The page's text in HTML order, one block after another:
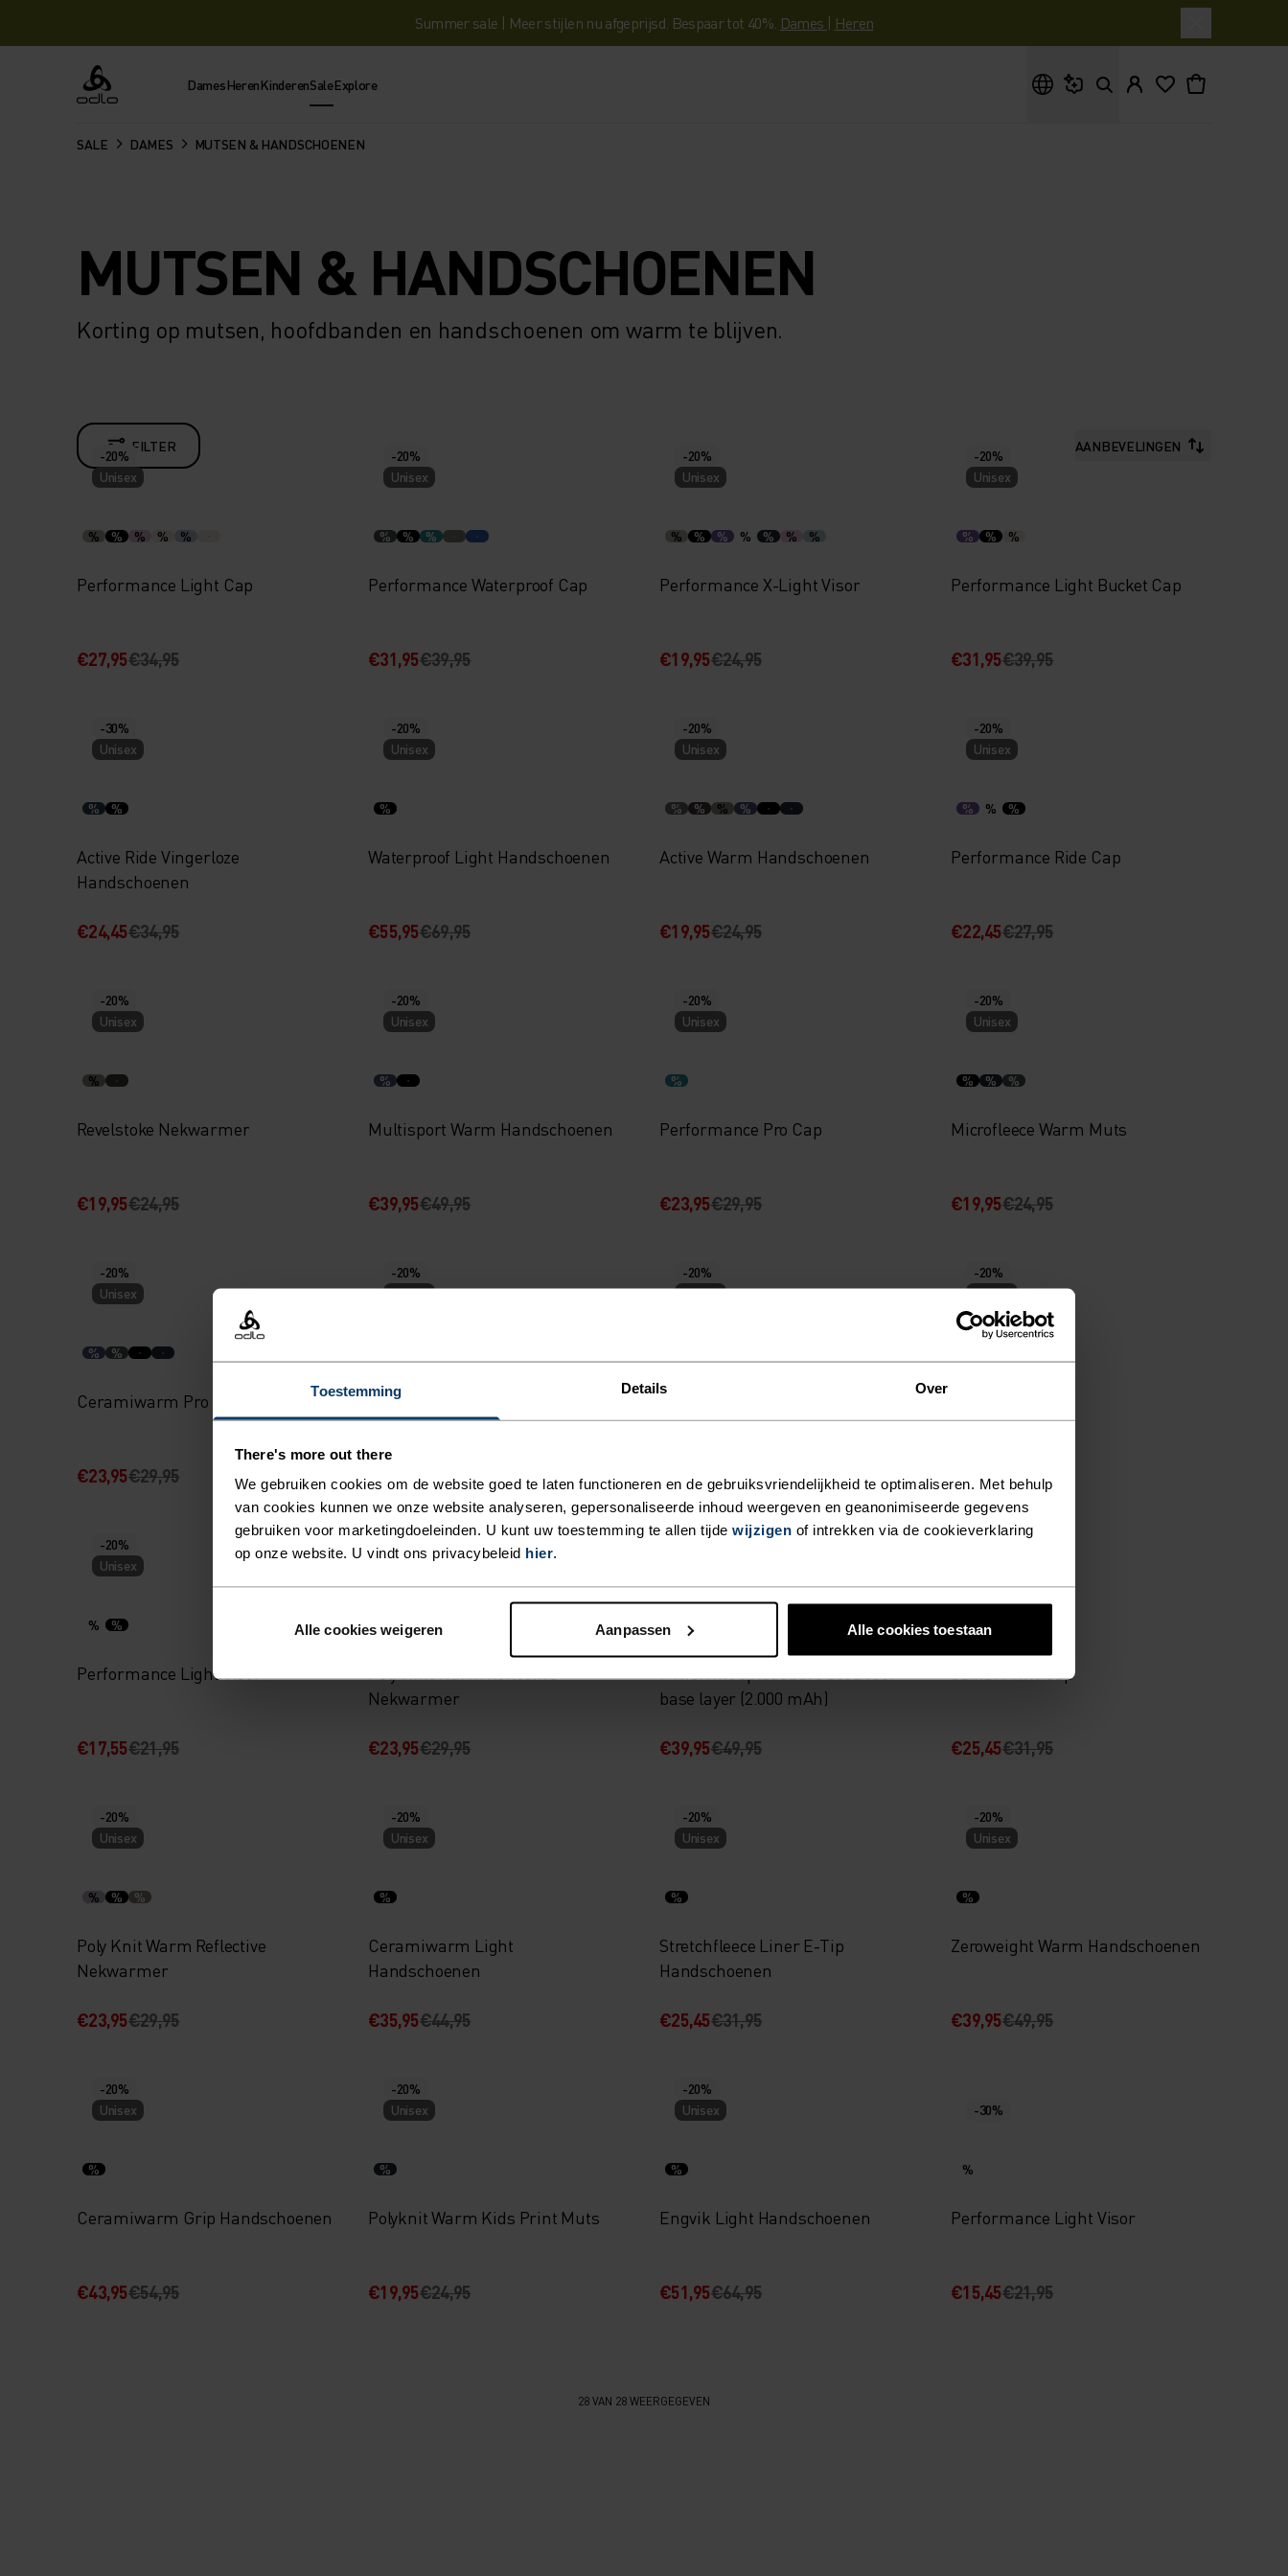
Toestemming Details Over
There's more out there
We gebruiken cookies om de website goed te laten functioneren en de gebruiksvriendelijkheid te optimaliseren. Met behulp
van cookies kunnen we onze website analyseren, gepersonaliseerde inhoud weergeven en geanonimiseerde gegevens
gebruiken voor marketingdoeleinden. U kunt uw toestemming te allen tijde wijzigen of intrekken via de cookieverklaring
op onze website. U vindt ons privacybeleid hier.
Alle cookies weigeren Aanpassen Alle cookies toestaan
Summer sale | Meer stijlen nu afgeprijsd. Bespaar tot 40%. Dames | Heren
Odlo DamesHerenKinderenSaleExplore
SALE DAMES MUTSEN & HANDSCHOENEN
MUTSEN & HANDSCHOENEN
Korting op mutsen, hoofdbanden en handschoenen om warm te blijven.
FILTER AANBEVELINGEN
-20%
Unisex
% % % % %
Performance Light Cap
€27,95€34,95
-20%
Unisex
% % %
Performance Waterproof Cap
€31,95€39,95
-20%
Unisex
% % % % % % %
Performance X-Light Visor
€19,95€24,95
-20%
Unisex
% % %
Performance Light Bucket Cap
€31,95€39,95
-30%
Unisex
% %
Active Ride Vingerloze
Handschoenen
€24,45€34,95
-20%
Unisex
%
Waterproof Light Handschoenen
€55,95€69,95
-20%
Unisex
% % % %
Active Warm Handschoenen
€19,95€24,95
-20%
Unisex
% % %
Performance Ride Cap
€22,45€27,95
-20%
Unisex
%
Revelstoke Nekwarmer
€19,95€24,95
-20%
Unisex
%
Multisport Warm Handschoenen
€39,95€49,95
-20%
Unisex
%
Performance Pro Cap
€23,95€29,95
-20%
Unisex
% % %
Microfleece Warm Muts
€19,95€24,95
-20%
Unisex
% %
Ceramiwarm Pro Nekwarmer
€23,95€29,95
-20%
Unisex
Merino Warm Muts
€31,95€39,95
-20%
Unisex
Reversible Muts
€27,95 €34,95
-20%
Unisex
€27,95€34,95
-20%
Unisex
% %
Performance Light Visor
€17,55€21,95
-20%
% %
Poly Knit Warm Reflective
Nekwarmer
€23,95€29,95
I-Thermic oplaadbare accu voor
base layer (2.000 mAh)
€39,95€49,95
%
Saikai Print Cap
€25,45€31,95
-20%
Unisex
% % %
Poly Knit Warm Reflective
Nekwarmer
€23,95€29,95
-20%
Unisex
%
Ceramiwarm Light
Handschoenen
€35,95€44,95
-20%
Unisex
%
Stretchfleece Liner E-Tip
Handschoenen
€25,45€31,95
-20%
Unisex
%
Zeroweight Warm Handschoenen
€39,95€49,95
-20%
Unisex
%
Ceramiwarm Grip Handschoenen
€43,95€54,95
-20%
Unisex
%
Polyknit Warm Kids Print Muts
€19,95€24,95
-20%
Unisex
%
Engvik Light Handschoenen
€51,95€64,95
-30%
%
Performance Light Visor
€15,45€21,95
28 VAN 28 WEERGEGEVEN